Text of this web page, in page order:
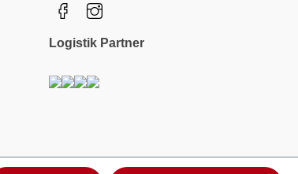
Logistik Partner